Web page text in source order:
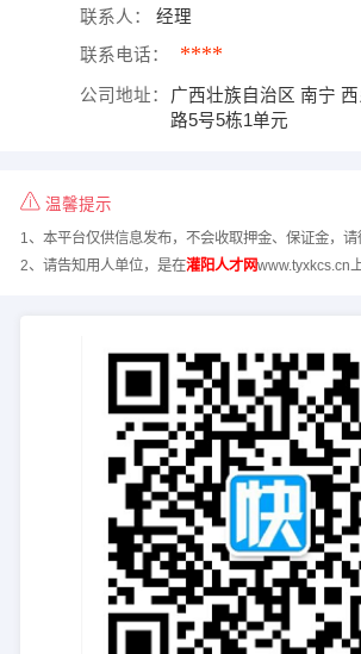
联系人： 经理
联系电话： ****
公司地址：
广西壮族自治区 南宁
路5号5栋1单元
温馨提示
1、本平台仅供信息发布，不会收取押金、保证金，请
2、请告知用人单位，是在灌阳人才网www.tyxkcs.cn